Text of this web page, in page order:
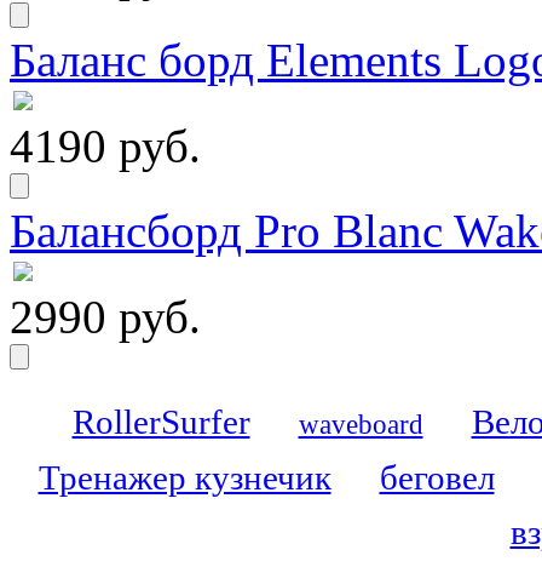
Баланс борд Elements
4190 руб.
Балансборд Pro Blanc
2990 руб.
RollerSurfer waveboard
Тренажер кузнечик
беговел